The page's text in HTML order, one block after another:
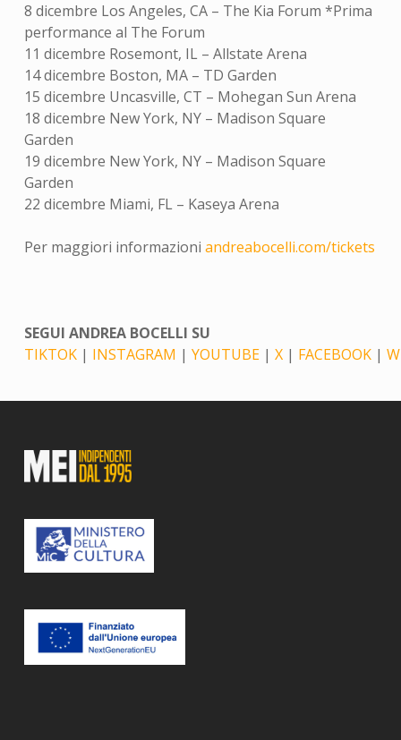
8 dicembre Los Angeles, CA – The Kia Forum *Prima
performance al The Forum
11 dicembre Rosemont, IL – Allstate Arena
14 dicembre Boston, MA – TD Garden
15 dicembre Uncasville, CT – Mohegan Sun Arena
18 dicembre New York, NY – Madison Square
Garden
19 dicembre New York, NY – Madison Square
Garden
22 dicembre Miami, FL – Kaseya Arena
Per maggiori informazioni andreabocelli.com/tickets
SEGUI ANDREA BOCELLI SU
TIKTOK| INSTAGRAM | YOUTUBE| X| FACEBOOK|